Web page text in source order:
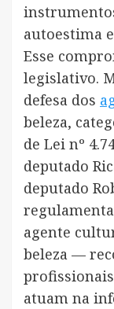
autoestima
Esse
legislativo.
defesa dos
beleza,
de Lei nº
deputado
deputado
agente
beleza —
atuam na